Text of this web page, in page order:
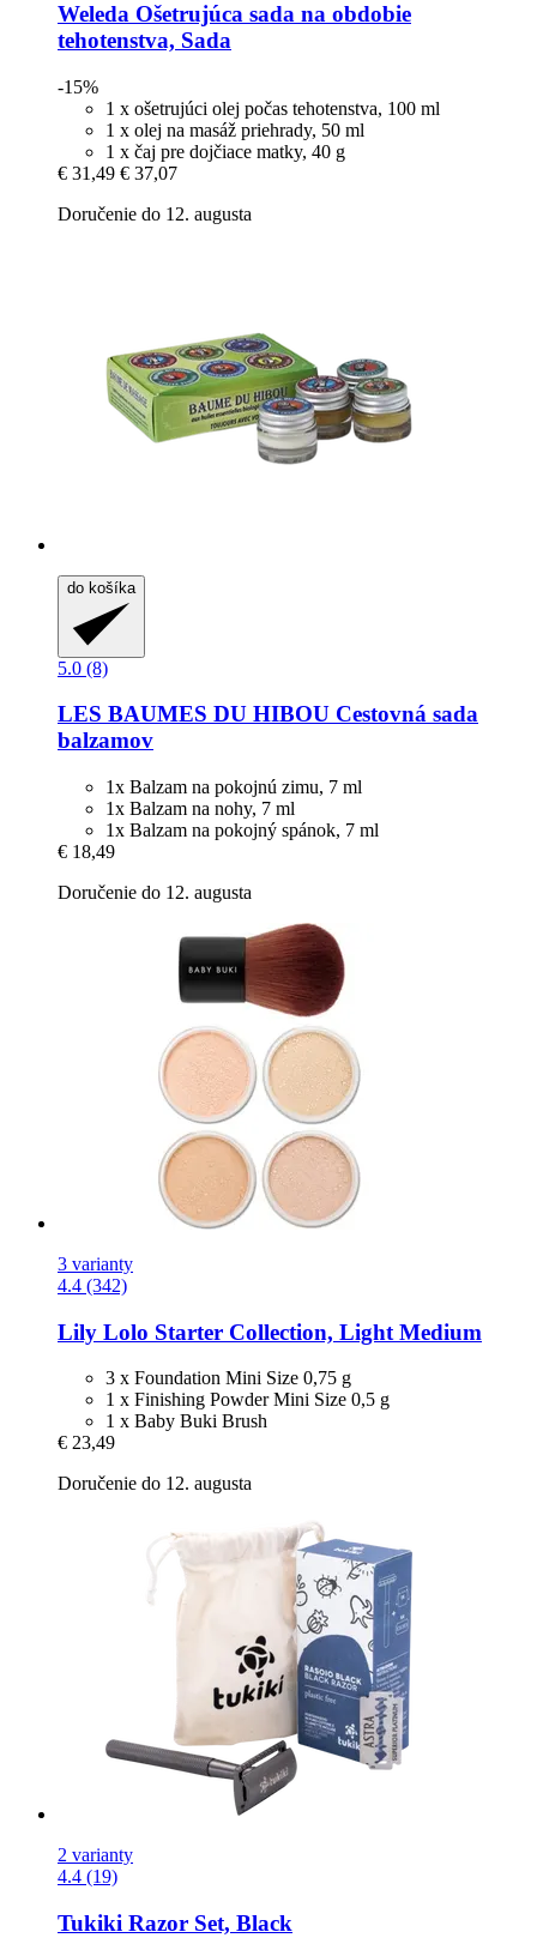
Weleda Ošetrujúca sada na obdobie
tehotenstva, Sada
-15%
1 x ošetrujúci olej počas tehotenstva, 100 ml
1 x olej na masáž priehrady, 50 ml
1 x čaj pre dojčiace matky, 40 g
€ 31,49 € 37,07
Doručenie do 12. augusta
do košíka
5.0 (8)
LES BAUMES DU HIBOU Cestovná sada
balzamov
1x Balzam na pokojnú zimu, 7 ml
1x Balzam na nohy, 7 ml
1x Balzam na pokojný spánok, 7 ml
€ 18,49
Doručenie do 12. augusta
3 varianty
4.4 (342)
Lily Lolo Starter Collection, Light Medium
3 x Foundation Mini Size 0,75 g
1 x Finishing Powder Mini Size 0,5 g
1 x Baby Buki Brush
€ 23,49
Doručenie do 12. augusta
2 varianty
4.4 (19)
Tukiki Razor Set, Black